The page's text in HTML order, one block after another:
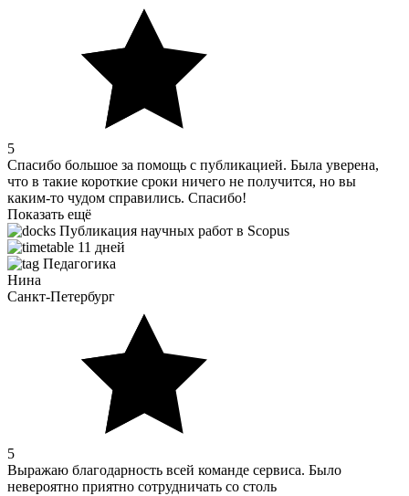
5
Спасибо большое за помощь с публикацией. Была уверена,
что в такие короткие сроки ничего не получится, но вы
каким-то чудом справились. Спасибо!
Показать ещё
Публикация научных работ в Scopus
11 дней
Педагогика
Нина
Санкт-Петербург
5
Выражаю благодарность всей команде сервиса. Было
невероятно приятно сотрудничать со столь